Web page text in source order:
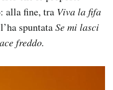
alla fine, tra Viva la fifa
spuntataSe mi lasci
freddo.